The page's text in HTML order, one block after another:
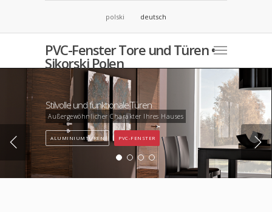
polski deutsch
PVC-Fenster Tore und Türen •
Sikorski Polen
Stilvolle und funktionale Türen
Außergewöhnlicher Charakter Ihres Hauses
ALUMINIUMTÜREN PVC-FENSTER